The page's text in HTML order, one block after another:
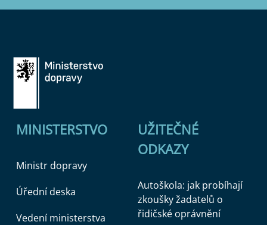
MINISTERSTVO
Ministr dopravy
Úřední deska
Vedení ministerstva
UŽITEČNÉ
ODKAZY
Autoškola: jak probíhají
zkoušky žadatelů o
řidičské oprávnění